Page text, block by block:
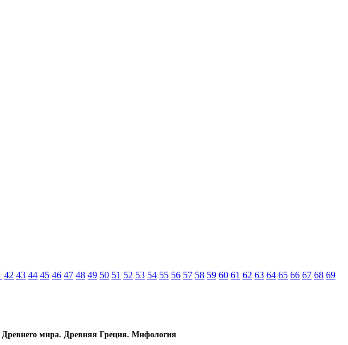
42 43 44 45 46 47 48 49 50 51 52 53 54 55 56 57 58 59 60 61 62 63 64 65 66 67 68 69
Древнего мира. Древняя Греция. Мифология